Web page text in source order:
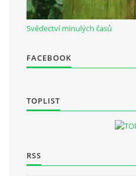
IČ: 498
Kontaktní
Svědectví minulých časů
FACEBOOK
TOPLIST
RSS